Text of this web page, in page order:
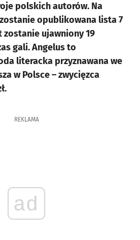
polskich autorów. Na
opublikowana lista 7
ujawniony 19
gali. Angelus to
literacka przyznawana we
w Polsce – zwycięzca
REKLAMA
ad